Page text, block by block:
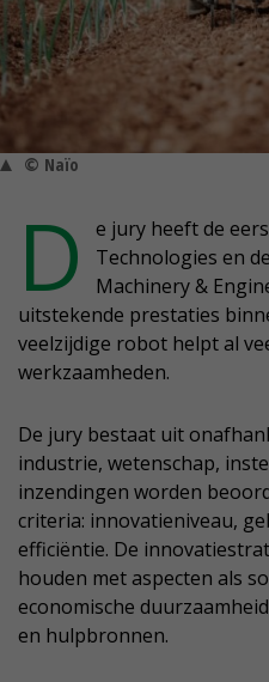
© Naïo
D
e jury heeft de
Technologies en
Machinery &
uitstekende prestaties
veelzijdige robot helpt al
werkzaamheden.
De jury bestaat uit
industrie, wetenschap,
inzendingen worden
criteria: innovatieniveau,
efficiëntie. De
houden met aspecten als
economische
en hulpbronnen.